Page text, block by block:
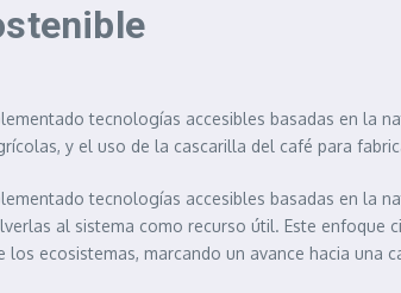
tecnologías accesibles basadas en la
y el uso de la cascarilla del café para
tecnologías accesibles basadas en la
al sistema como recurso útil. Este enfoque
ecosistemas, marcando un avance hacia una